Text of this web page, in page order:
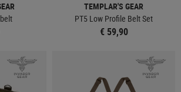
TEMPLAR'S GEAR
PT5 Low Profile Belt Set
€ 59,90